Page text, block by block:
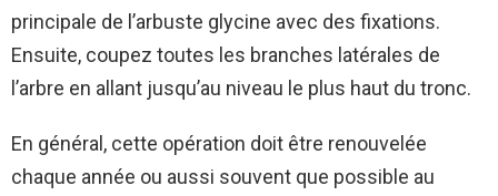
principale de l’arbuste glycine avec des fixations.
Ensuite, coupez toutes les branches latérales de
l’arbre en allant jusqu’au niveau le plus haut du tronc.
En général, cette opération doit être renouvelée
chaque année ou aussi souvent que possible au